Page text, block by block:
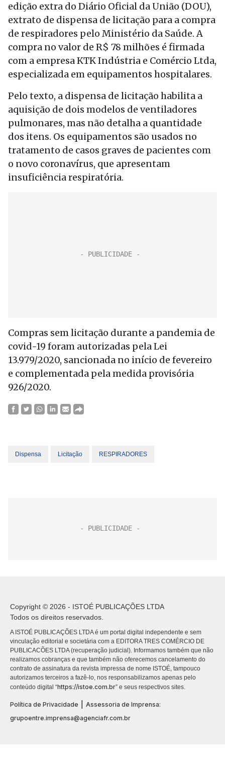
edição extra do Diário Oficial da União (DOU),
extrato de dispensa de licitação para a compra
de respiradores pelo Ministério da Saúde. A
compra no valor de R$ 78 milhões é firmada
com a empresa KTK Indústria e Comércio Ltda,
especializada em equipamentos hospitalares.
Pelo texto, a dispensa de licitação habilita a
aquisição de dois modelos de ventiladores
pulmonares, mas não detalha a quantidade
dos itens. Os equipamentos são usados no
tratamento de casos graves de pacientes com
o novo coronavírus, que apresentam
insuficiência respiratória.
Compras sem licitação durante a pandemia de
covid-19 foram autorizadas pela Lei
13.979/2020, sancionada no início de fevereiro
e complementada pela medida provisória
926/2020.
Dispensa Licitação RESPIRADORES
Copyright © 2026 - ISTOÉ PUBLICAÇÕES LTDA
Todos os direitos reservados.
A ISTOÉ PUBLICAÇÕES LTDA é um portal digital independente e sem
vinculação editorial e societária com a EDITORA TRES COMÉRCIO DE
PUBLICACÕES LTDA (recuperação judicial). Informamos também que não
realizamos cobranças e que também não oferecemos cancelamento do
contrato de assinatura da revista impressa de nome ISTOÉ, tampouco
autorizamos terceiros a fazê-lo, nos responsabilizamos apenas pelo
conteúdo digital “https://istoe.com.br” e seus respectivos sites.
Política de Privacidade
Assessoria de Imprensa:
grupoentre.imprensa@agenciafr.com.br